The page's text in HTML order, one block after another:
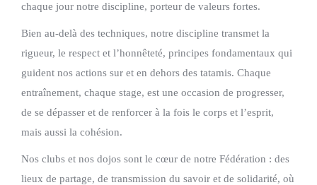
chaque jour notre discipline, porteur de valeurs fortes.
Bien au-delà des techniques, notre discipline transmet la
rigueur, le respect et l’honnêteté, principes fondamentaux qui
guident nos actions sur et en dehors des tatamis. Chaque
entraînement, chaque stage, est une occasion de progresser,
de se dépasser et de renforcer à la fois le corps et l’esprit,
mais aussi la cohésion.
Nos clubs et nos dojos sont le cœur de notre Fédération : des
lieux de partage, de transmission du savoir et de solidarité, où